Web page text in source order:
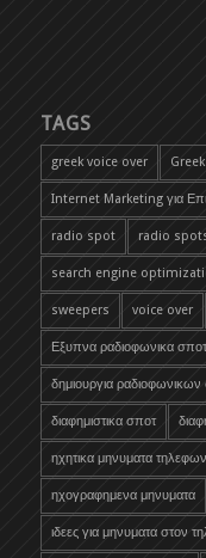
TAGS
greek voice over
Internet Marketing για
radio spot radio
search engine
sweepers voice over
Εξυπνα ραδιοφωνικα σποτ
δημιουργια
διαφημιστικα σποτ
ηχητικα μηνυματα
ηχογραφημενα μηνυματα
ιδεες για μηνυματα στον